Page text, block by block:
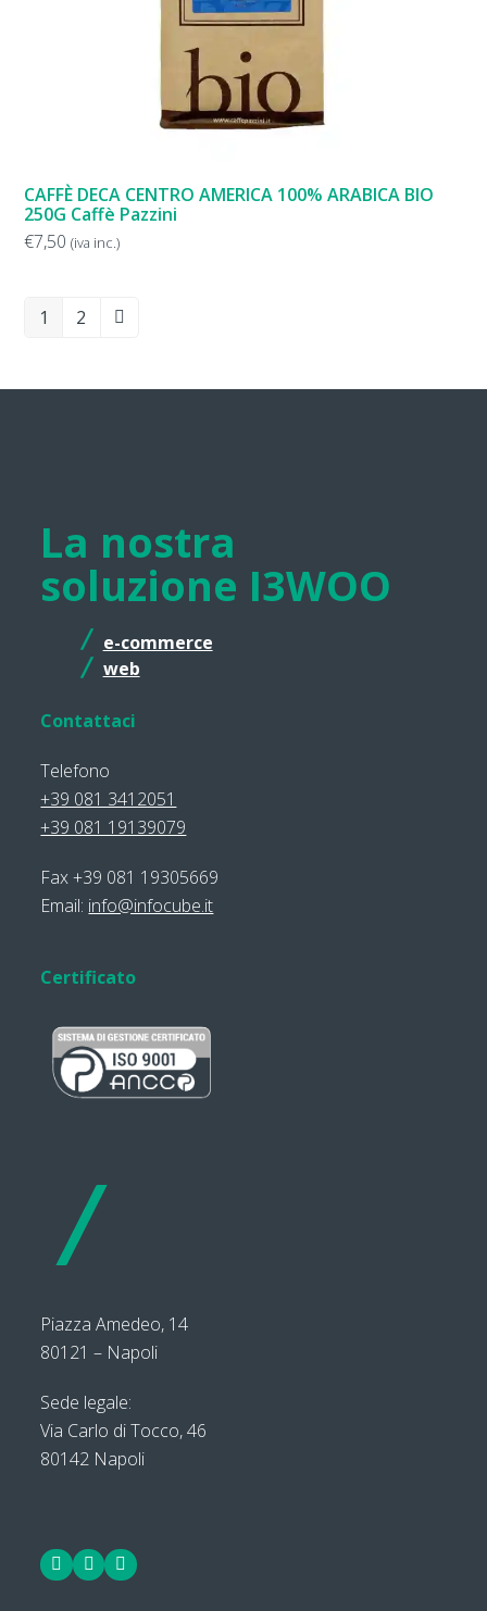
CAFFÈ DECA CENTRO AMERICA 100% ARABICA BIO
250G Caffè Pazzini
€7,50 (iva inc.)
1 2
La nostra
soluzione I3WOO
e-commerce
web
Contattaci
Telefono
+39 081 3412051
+39 081 19139079
Fax +39 081 19305669
Email: info@infocube.it
Certificato
Piazza Amedeo, 14
80121 – Napoli
Sede legale:
Via Carlo di Tocco, 46
80142 Napoli
Facebook
LinkedInTwitter